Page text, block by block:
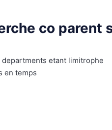
co parent
departments etant limitrophe
en temps